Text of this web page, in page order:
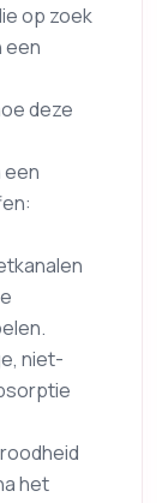
op zoek
een
deze
een
niet-
het